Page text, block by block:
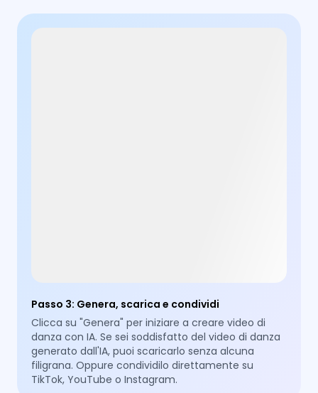
Passo 3: Genera, scarica e condividi
Clicca su "Genera" per iniziare a creare video di
danza con IA. Se sei soddisfatto del video di danza
generato dall'IA, puoi scaricarlo senza alcuna
filigrana. Oppure condividilo direttamente su
TikTok, YouTube o Instagram.